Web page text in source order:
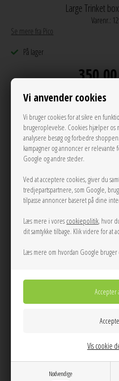
Vi anvender cookies
Vi bruger cookies for at sikre en
brugeroplevelse. Cookies hjælper os
analysere besøg og forbedre
kampagner og annoncer er relevante
Google og andre steder.
Ved at acceptere cookies, giver du
tredjepartspartnere, som Google,
tilpasse annoncer baseret på dine
Læs mere i vores cookiepolitik, hvor
dit samtykke tilbage. Klik videre for at
Læs mere om hvordan Google bruger
Nødvendige
Vis cookie
Large Trinket
Varenr.:
Se mere fra Pico
På lager
350,00
Andre varianter